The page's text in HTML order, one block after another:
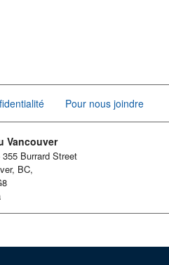
Pour nous joindre
Vancouver
355 Burrard Street
BC,